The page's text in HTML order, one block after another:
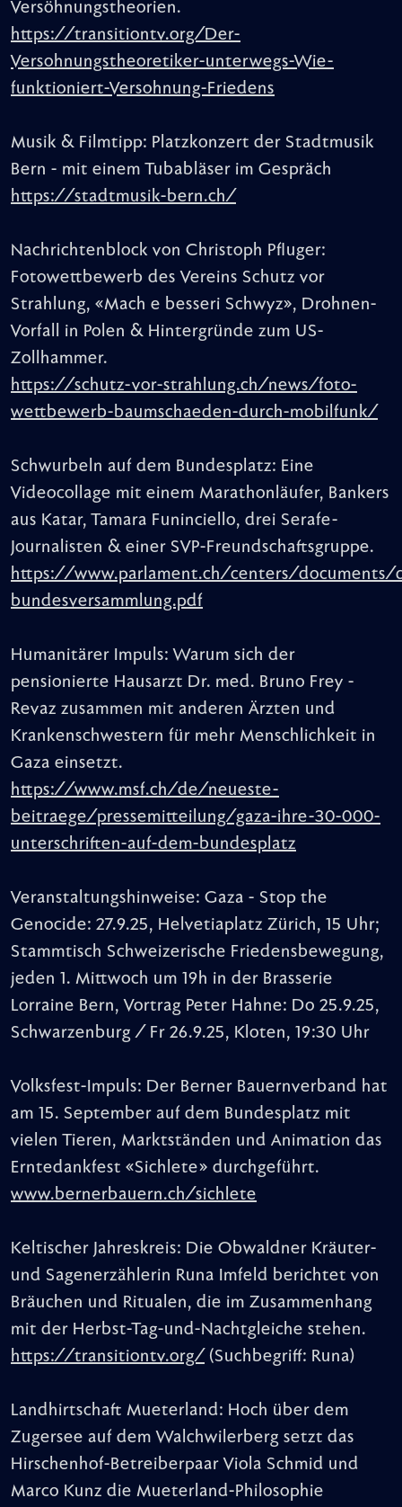
Versöhnungstheorien.
https://transitiontv.org/Der-
Versohnungstheoretiker-unterwegs-Wie-
funktioniert-Versohnung-Friedens
Musik & Filmtipp: Platzkonzert der Stadtmusik
Bern - mit einem Tubabläser im Gespräch
https://stadtmusik-bern.ch/
Nachrichtenblock von Christoph Pfluger:
Fotowettbewerb des Vereins Schutz vor
Strahlung, «Mach e besseri Schwyz», Drohnen-
Vorfall in Polen & Hintergründe zum US-
Zollhammer.
https://schutz-vor-strahlung.ch/news/foto-
wettbewerb-baumschaeden-durch-mobilfunk/
Schwurbeln auf dem Bundesplatz: Eine
Videocollage mit einem Marathonläufer, Bankers
aus Katar, Tamara Funinciello, drei Serafe-
Journalisten & einer SVP-Freundschaftsgruppe.
https://www.parlament.ch/centers/documents/
bundesversammlung.pdf
Humanitärer Impuls: Warum sich der
pensionierte Hausarzt Dr. med. Bruno Frey -
Revaz zusammen mit anderen Ärzten und
Krankenschwestern für mehr Menschlichkeit in
Gaza einsetzt.
https://www.msf.ch/de/neueste-
beitraege/pressemitteilung/gaza-ihre-30-000-
unterschriften-auf-dem-bundesplatz
Veranstaltungshinweise: Gaza - Stop the
Genocide: 27.9.25, Helvetiaplatz Zürich, 15 Uhr;
Stammtisch Schweizerische Friedensbewegung,
jeden 1. Mittwoch um 19h in der Brasserie
Lorraine Bern, Vortrag Peter Hahne: Do 25.9.25,
Schwarzenburg / Fr 26.9.25, Kloten, 19:30 Uhr
Volksfest-Impuls: Der Berner Bauernverband hat
am 15. September auf dem Bundesplatz mit
vielen Tieren, Marktständen und Animation das
Erntedankfest «Sichlete» durchgeführt.
www.bernerbauern.ch/sichlete
Keltischer Jahreskreis: Die Obwaldner Kräuter-
und Sagenerzählerin Runa Imfeld berichtet von
Bräuchen und Ritualen, die im Zusammenhang
mit der Herbst-Tag-und-Nachtgleiche stehen.
https://transitiontv.org/ (Suchbegriff: Runa)
Landhirtschaft Mueterland: Hoch über dem
Zugersee auf dem Walchwilerberg setzt das
Hirschenhof-Betreiberpaar Viola Schmid und
Marco Kunz die Mueterland-Philosophie